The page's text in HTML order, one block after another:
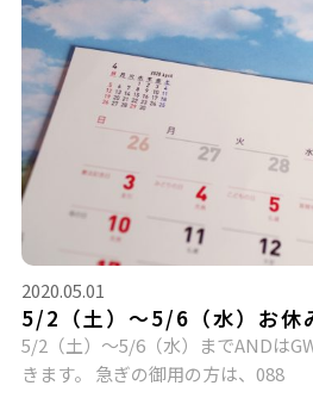
2020.05.01
5/2（土）〜5/6（水）お休
5/2（土）〜5/6（水）までANDは
きます。 急ぎの御用の方は、088